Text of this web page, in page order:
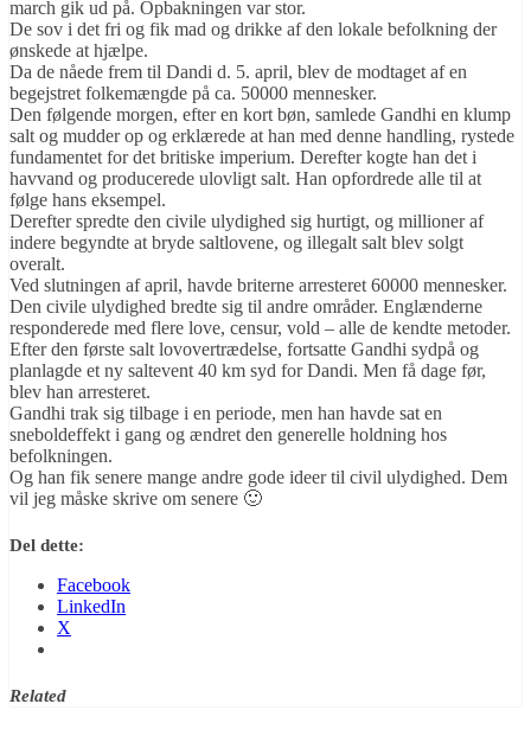
march gik ud på. Opbakningen var stor.
De sov i det fri og fik mad og drikke af den lokale befolkning der
ønskede at hjælpe.
Da de nåede frem til Dandi d. 5. april, blev de modtaget af en
begejstret folkemængde på ca. 50000 mennesker.
Den følgende morgen, efter en kort bøn, samlede Gandhi en klump
salt og mudder op og erklærede at han med denne handling, rystede
fundamentet for det britiske imperium. Derefter kogte han det i
havvand og producerede ulovligt salt. Han opfordrede alle til at
følge hans eksempel.
Derefter spredte den civile ulydighed sig hurtigt, og millioner af
indere begyndte at bryde saltlovene, og illegalt salt blev solgt
overalt.
Ved slutningen af april, havde briterne arresteret 60000 mennesker.
Den civile ulydighed bredte sig til andre områder. Englænderne
responderede med flere love, censur, vold – alle de kendte metoder.
Efter den første salt lovovertrædelse, fortsatte Gandhi sydpå og
planlagde et ny saltevent 40 km syd for Dandi. Men få dage før,
blev han arresteret.
Gandhi trak sig tilbage i en periode, men han havde sat en
sneboldeffekt i gang og ændret den generelle holdning hos
befolkningen.
Og han fik senere mange andre gode ideer til civil ulydighed. Dem
vil jeg måske skrive om senere 🙂
Del dette:
Facebook
LinkedIn
X
Related